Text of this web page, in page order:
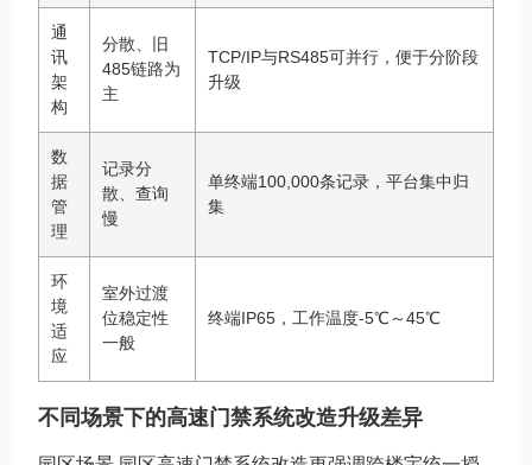
通
讯
架
构
分散、旧
485链路为
主
TCP/IP与RS485可并行，便于分阶段
升级
数
据
管
理
记录分
散、查询
慢
单终端100,000条记录，平台集中归
集
环
境
适
应
室外过渡
位稳定性
一般
终端IP65，工作温度-5℃～45℃
不同场景下的高速门禁系统改造升级差异